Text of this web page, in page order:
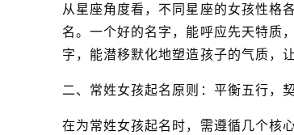
从星座角度看，不同星座的女孩性格
名。一个好的名字，能呼应先天特质
字，能潜移默化地塑造孩子的气质，
二、常姓女孩起名原则：平衡五行，
在为常姓女孩起名时，需遵循几个核